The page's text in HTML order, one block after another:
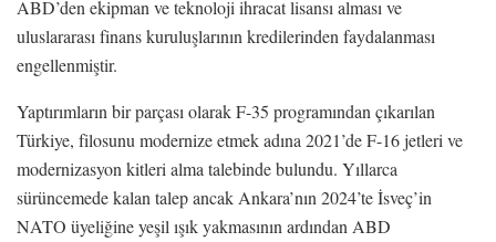
ABD’den ekipman ve teknoloji ihracat lisansı alması ve
uluslararası finans kuruluşlarının kredilerinden faydalanması
engellenmiştir.
Yaptırımların bir parçası olarak F-35 programından çıkarılan
Türkiye, filosunu modernize etmek adına 2021’de F-16 jetleri ve
modernizasyon kitleri alma talebinde bulundu. Yıllarca
sürüncemede kalan talep ancak Ankara’nın 2024’te İsveç’in
NATO üyeliğine yeşil ışık yakmasının ardından ABD